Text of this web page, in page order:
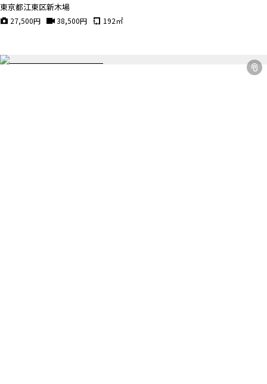
東京都江東区新木場
27,500円 38,500円 192㎡